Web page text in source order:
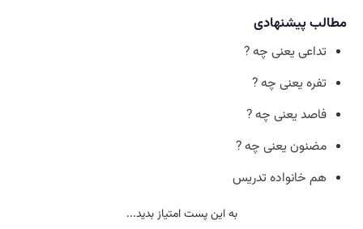
مطالب پیشنهادی
تداعی یعنی چه ?
تفره یعنی چه ?
فاصد یعنی چه ?
مضنون یعنی چه ?
هم خانواده تدریس
به این پست امتیاز بدید...